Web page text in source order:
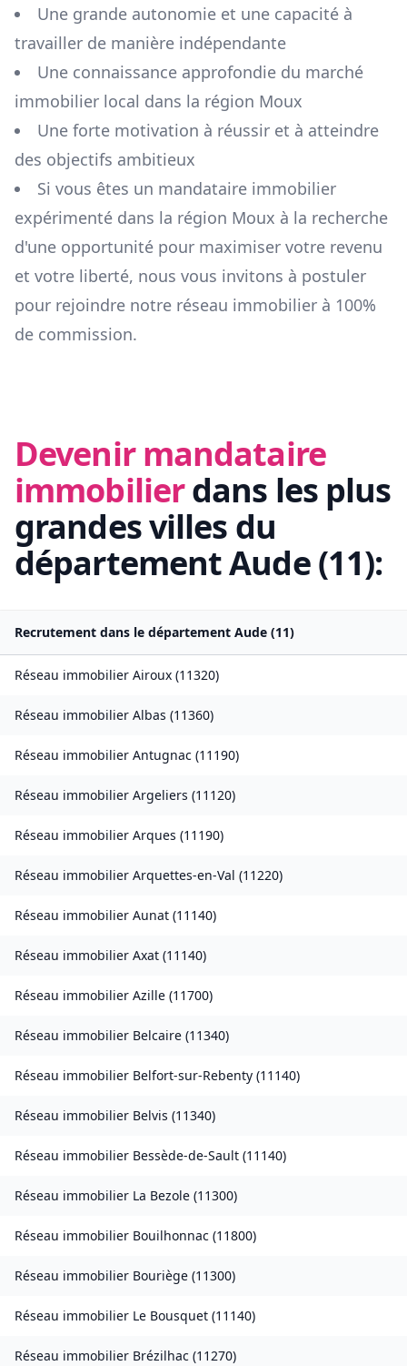
Une grande autonomie et une capacité à
travailler de manière indépendante
Une connaissance approfondie du marché
immobilier local dans la région Moux
Une forte motivation à réussir et à atteindre
des objectifs ambitieux
Si vous êtes un mandataire immobilier
expérimenté dans la région Moux à la recherche
d'une opportunité pour maximiser votre revenu
et votre liberté, nous vous invitons à postuler
pour rejoindre notre réseau immobilier à 100%
de commission.
Devenir mandataire
immobilierdans les plus
grandes villes du
départementAude(11):
Recrutement dans le département Aude (11)
Réseau immobilier Airoux (11320)
Réseau immobilier Albas (11360)
Réseau immobilier Antugnac (11190)
Réseau immobilier Argeliers (11120)
Réseau immobilier Arques (11190)
Réseau immobilier Arquettes-en-Val (11220)
Réseau immobilier Aunat (11140)
Réseau immobilier Axat (11140)
Réseau immobilier Azille (11700)
Réseau immobilier Belcaire (11340)
Réseau immobilier Belfort-sur-Rebenty (11140)
Réseau immobilier Belvis (11340)
Réseau immobilier Bessède-de-Sault (11140)
Réseau immobilier La Bezole (11300)
Réseau immobilier Bouilhonnac (11800)
Réseau immobilier Bouriège (11300)
Réseau immobilier Le Bousquet (11140)
Réseau immobilier Brézilhac (11270)